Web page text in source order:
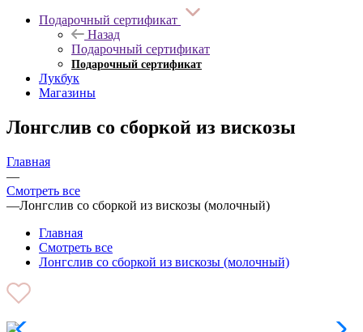
Подарочный сертификат
Назад
Подарочный сертификат
Подарочный сертификат
Лукбук
Магазины
Лонгслив со сборкой из вискозы
Главная
—
Смотреть все
—Лонгслив со сборкой из вискозы (молочный)
Главная
Смотреть все
Лонгслив со сборкой из вискозы (молочный)